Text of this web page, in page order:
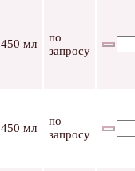
450 мл
по
запросу
450 мл
по
запросу